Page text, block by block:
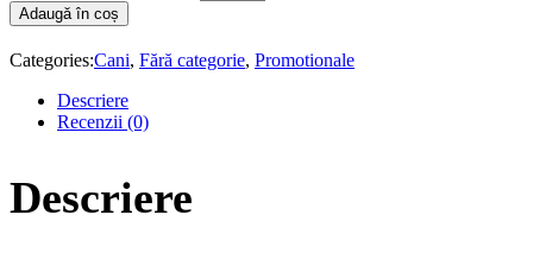
Adaugă în coș
Categories:Cani, Fără categorie, Promotionale
Descriere
Recenzii (0)
Descriere